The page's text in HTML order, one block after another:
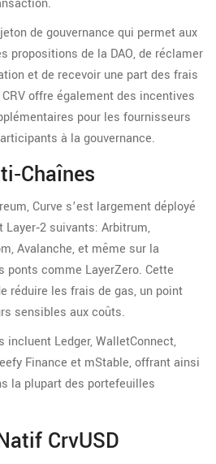
de gouvernance qui permet aux
propositions de la DAO, de réclamer
et de recevoir une part des frais
CRV offre également des incentives
pour les fournisseurs
à la gouvernance.
Curve s’est largement déployé
Layer‑2 suivants: Arbitrum,
Avalanche, et même sur la
ponts comme LayerZero. Cette
réduire les frais de gas, un point
sensibles aux coûts.
Ledger, WalletConnect,
Finance et mStable, offrant ainsi
la plupart des portefeuilles
CrvUSD